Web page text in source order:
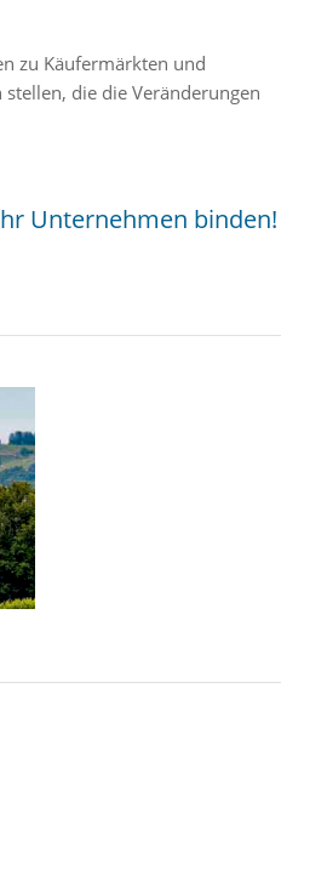
zu Käufermärkten und
die die Veränderungen
Unternehmen binden!